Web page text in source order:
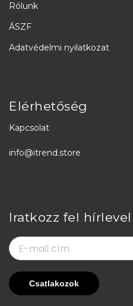
Rólunk
ÁSZF
Adatvédelmi nyilatkozat
Elérhetőség
Kapcsolat
info@itrend.store
Iratkozz fel